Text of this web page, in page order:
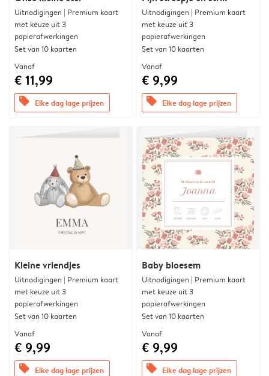
Uitnodigingen | Premium kaart
met keuze uit 3
papierafwerkingen
Set van 10 kaarten
Vanaf
€ 11,99
offers Elke dag lage prijzen
Uitnodigingen | Premium kaart
met keuze uit 3
papierafwerkingen
Set van 10 kaarten
Vanaf
€ 9,99
offers Elke dag lage prijzen
Kleine vriendjes
Uitnodigingen | Premium kaart
met keuze uit 3
papierafwerkingen
Set van 10 kaarten
Vanaf
€ 9,99
offers Elke dag lage prijzen
Baby bloesem
Uitnodigingen | Premium kaart
met keuze uit 3
papierafwerkingen
Set van 10 kaarten
Vanaf
€ 9,99
offers Elke dag lage prijzen